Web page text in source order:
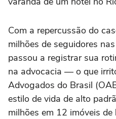
Com a repercussão do
milhões de seguidores
passou a registrar sua
na advocacia — o que
Advogados do Brasil
estilo de vida de alto
milhões em 12 imóveis